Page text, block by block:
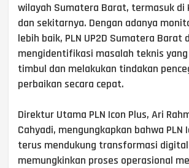
wilayah Sumatera Barat, termasuk di
dan sekitarnya. Dengan adanya
lebih baik, PLN UP2D Sumatera Barat
mengidentifikasi masalah teknis
timbul dan melakukan tindakan
perbaikan secara cepat.
Direktur Utama PLN Icon Plus, Ari
Cahyadi, mengungkapkan bahwa PLN
terus mendukung transformasi digital
memungkinkan proses operasional